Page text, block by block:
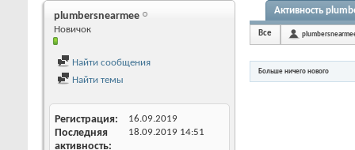
plumbersnearmee
Новичок
Найти сообщения
Найти темы
Регистрация 16.09.2019
Последняя
активность
18.09.2019 14:51
Активность
Все
Больше ничего нового